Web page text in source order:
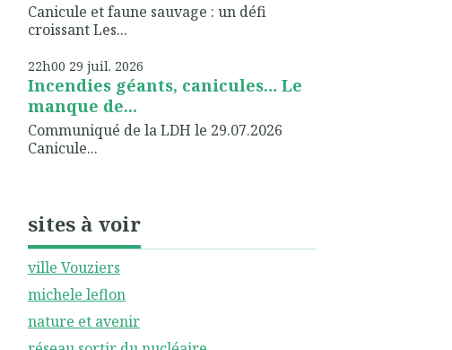
Canicule et faune sauvage : un défi
croissant Les...
22h00 29 juil. 2026
Incendies géants, canicules… Le
manque de...
Communiqué de la LDH le 29.07.2026
Canicule...
sites à voir
ville Vouziers
michele leflon
nature et avenir